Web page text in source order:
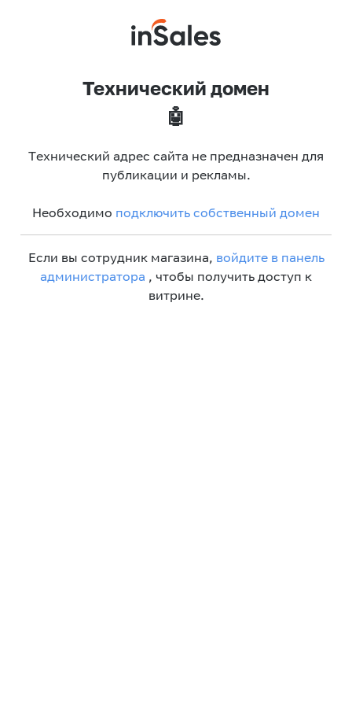
Технический домен
🤖
Технический адрес сайта не предназначен для
публикации и рекламы.
Необходимо подключить собственный домен
Если вы сотрудник магазина, войдите в панель
администратора , чтобы получить доступ к
витрине.